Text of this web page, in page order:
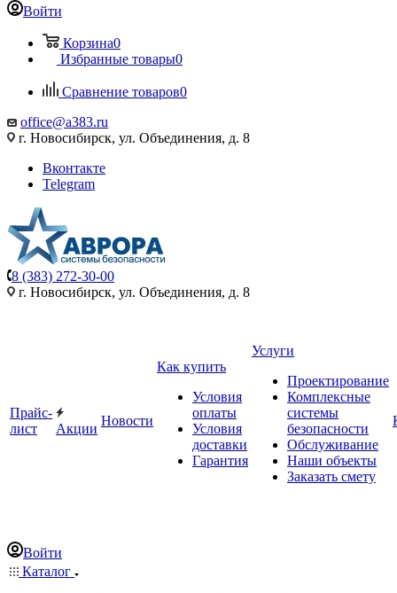
Войти
Корзина0
Избранные товары0
Сравнение товаров0
office@a383.ru
г. Новосибирск, ул. Объединения, д. 8
Вконтакте
Telegram
8 (383) 272-30-00
г. Новосибирск, ул. Объединения, д. 8
Прайс-
лист
Акции
Новости
Как купить
Условия
оплаты
Условия
доставки
Гарантия
Услуги
Проектирование
Комплексные
системы
безопасности
Обслуживание
Наши объекты
Заказать смету
Войти
Каталог